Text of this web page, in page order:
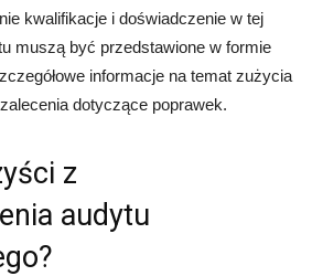
kwalifikacje i doświadczenie w tej
muszą być przedstawione w formie
informacje na temat zużycia
dotyczące poprawek.
z
audytu